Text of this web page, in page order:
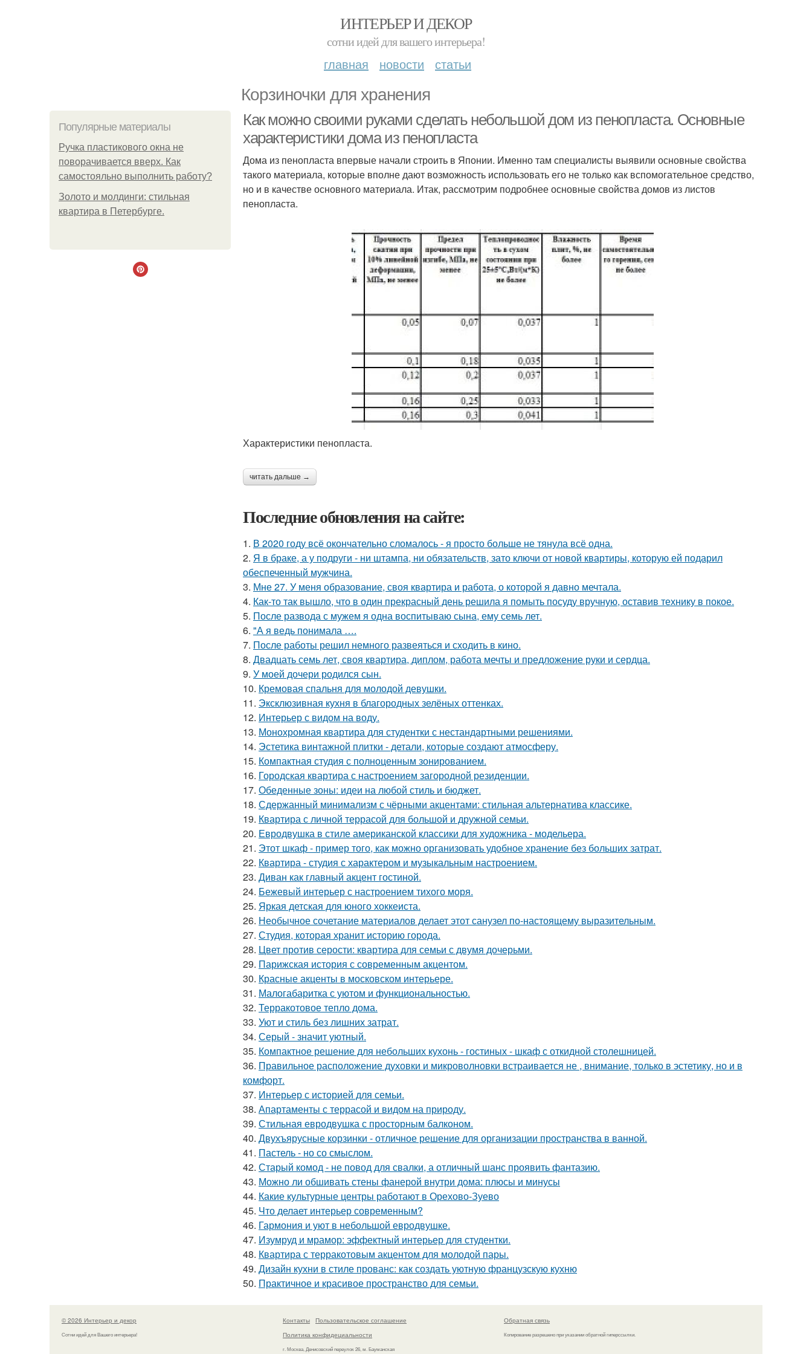
ИНТЕРЬЕР И ДЕКОР
сотни идей для вашего интерьера!
главная новости статьи
Корзиночки для хранения
Популярные материалы
Ручка пластикового окна не
поворачивается вверх. Как
самостояльно выполнить работу?
Золото и молдинги: стильная
квартира в Петербурге.
Как можно своими руками сделать небольшой дом из пенопласта. Основные
характеристики дома из пенопласта
Дома из пенопласта впервые начали строить в Японии. Именно там специалисты выявили основные свойства
такого материала, которые вполне дают возможность использовать его не только как вспомогательное средство,
но и в качестве основного материала. Итак, рассмотрим подробнее основные свойства домов из листов
пенопласта.
Характеристики пенопласта.
читать дальше →
Последние обновления на сайте:
1. В 2020 году всё окончательно сломалось - я просто больше не тянула всё одна.
2. Я в браке, а у подруги - ни штампа, ни обязательств, зато ключи от новой квартиры, которую ей подарил
обеспеченный мужчина.
3. Мне 27. У меня образование, своя квартира и работа, о которой я давно мечтала.
4. Как-то так вышло, что в один прекрасный день решила я помыть посуду вручную, оставив технику в покое.
5. После развода с мужем я одна воспитываю сына, ему семь лет.
6. "А я ведь понимала ….
7. После работы решил немного развеяться и сходить в кино.
8. Двадцать семь лет, своя квартира, диплом, работа мечты и предложение руки и сердца.
9. У моей дочери родился сын.
10. Кремовая спальня для молодой девушки.
11. Эксклюзивная кухня в благородных зелёных оттенках.
12. Интерьер с видом на воду.
13. Монохромная квартира для студентки с нестандартными решениями.
14. Эстетика винтажной плитки - детали, которые создают атмосферу.
15. Компактная студия с полноценным зонированием.
16. Городская квартира с настроением загородной резиденции.
17. Обеденные зоны: идеи на любой стиль и бюджет.
18. Сдержанный минимализм с чёрными акцентами: стильная альтернатива классике.
19. Квартира с личной террасой для большой и дружной семьи.
20. Евродвушка в стиле американской классики для художника - модельера.
21. Этот шкаф - пример того, как можно организовать удобное хранение без больших затрат.
22. Квартира - студия с характером и музыкальным настроением.
23. Диван как главный акцент гостиной.
24. Бежевый интерьер с настроением тихого моря.
25. Яркая детская для юного хоккеиста.
26. Необычное сочетание материалов делает этот санузел по-настоящему выразительным.
27. Студия, которая хранит историю города.
28. Цвет против серости: квартира для семьи с двумя дочерьми.
29. Парижская история с современным акцентом.
30. Красные акценты в московском интерьере.
31. Малогабаритка с уютом и функциональностью.
32. Терракотовое тепло дома.
33. Уют и стиль без лишних затрат.
34. Серый - значит уютный.
35. Компактное решение для небольших кухонь - гостиных - шкаф с откидной столешницей.
36. Правильное расположение духовки и микроволновки встраивается не , внимание, только в эстетику, но и в
комфорт.
37. Интерьер с историей для семьи.
38. Апартаменты с террасой и видом на природу.
39. Стильная евродвушка с просторным балконом.
40. Двухъярусные корзинки - отличное решение для организации пространства в ванной.
41. Пастель - но со смыслом.
42. Старый комод - не повод для свалки, а отличный шанс проявить фантазию.
43. Можно ли обшивать стены фанерой внутри дома: плюсы и минусы
44. Какие культурные центры работают в Орехово-Зуево
45. Что делает интерьер современным?
46. Гармония и уют в небольшой евродвушке.
47. Изумруд и мрамор: эффектный интерьер для студентки.
48. Квартира с терракотовым акцентом для молодой пары.
49. Дизайн кухни в стиле прованс: как создать уютную французскую кухню
50. Практичное и красивое пространство для семьи.
© 2026 Интерьер и декор
Сотни идей для Вашего интерьера!
Контакты
Пользовательское соглашение
Политика конфидециальности
г. Москва, Денисовский переулок 26, м. Бауманская
Обратная связь
Копирование разрешено при указании обратной гиперссылки.